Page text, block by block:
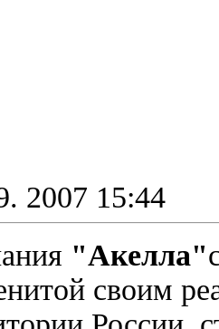
2007 15:44
"Акелла"
своим